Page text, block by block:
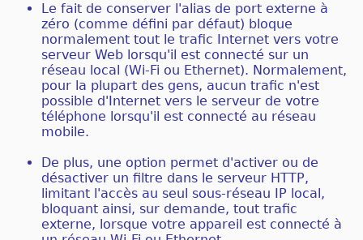
Le fait de conserver l'alias de port externe à
zéro (comme défini par défaut) bloque
normalement tout le trafic Internet vers votre
serveur Web lorsqu'il est connecté sur un
réseau local (Wi-Fi ou Ethernet). Normalement,
pour la plupart des gens, aucun trafic n'est
possible d'Internet vers le serveur de votre
téléphone lorsqu'il est connecté au réseau
mobile.
De plus, une option permet d'activer ou de
désactiver un filtre dans le serveur HTTP,
limitant l'accès au seul sous-réseau IP local,
bloquant ainsi, sur demande, tout trafic
externe, lorsque votre appareil est connecté à